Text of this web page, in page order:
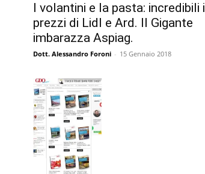
I volantini e la pasta: incredibili i
prezzi di Lidl e Ard. Il Gigante
imbarazza Aspiag.
Dott. Alessandro Foroni - 15 Gennaio 2018